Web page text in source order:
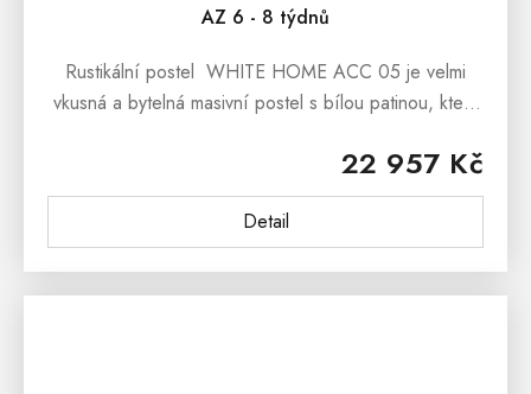
AZ 6 - 8 týdnů
22 957 Kč
Detail
Rustikální postel WHITE HOME ACC 05 je velmi
vkusná a bytelná masivní postel s bílou patinou, která